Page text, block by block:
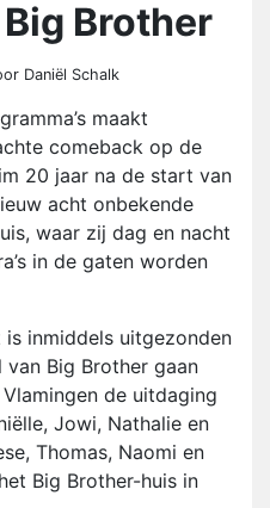
Brother
Daniël Schalk
maakt
comeback op de
20 jaar na de start van
acht onbekende
waar zij dag en nacht
in de gaten worden
inmiddels uitgezonden
Big Brother gaan
de uitdaging
Jowi, Nathalie en
Thomas, Naomi en
Big Brother-huis in